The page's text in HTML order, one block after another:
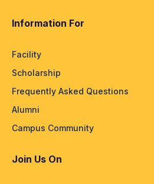
Information For
Facility
Scholarship
Frequently Asked Questions
Alumni
Campus Community
Join Us On